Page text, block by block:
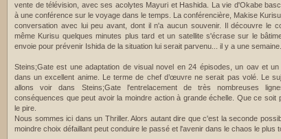
vente de télévision, avec ses acolytes Mayuri et Hashida. La vie d'Okabe
à une conférence sur le voyage dans le temps. La conférencière, Makise
conversation avec lui peu avant, dont il n'a aucun souvenir. Il découvre le
même Kurisu quelques minutes plus tard et un satellite s'écrase sur le
envoie pour prévenir Ishida de la situation lui serait parvenu... il y a une semaine.
Steins;Gate est une adaptation de visual novel en 24 épisodes, un oav et
dans un excellent anime. Le terme de chef d’œuvre ne serait pas volé. Le
allons voir dans Steins;Gate l'entrelacement de très nombreuses
conséquences que peut avoir la moindre action à grande échelle. Que ce soit
le pire.
Nous sommes ici dans un Thriller. Alors autant dire que c'est la seconde
moindre choix défaillant peut conduire le passé et l'avenir dans le chaos le plus